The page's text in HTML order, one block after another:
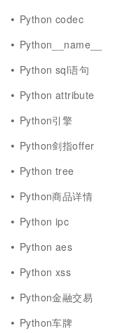
Python codec
Python__name__
Python sql语句
Python attribute
Python引擎
Python剑指offer
Python tree
Python商品详情
Python ipc
Python aes
Python xss
Python金融交易
Python车牌